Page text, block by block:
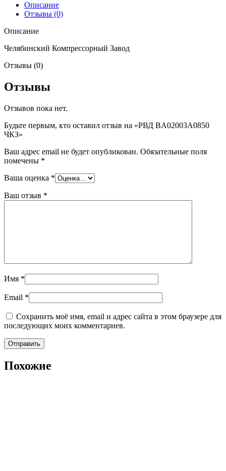
Описание
Отзывы (0)
Описание
Челябинский Компрессорный Завод
Отзывы (0)
Отзывы
Отзывов пока нет.
Будьте первым, кто оставил отзыв на «РВД BA02003A0850
ЧКЗ»
Ваш адрес email не будет опубликован. Обязательные поля
помечены *
Ваша оценка *
Ваш отзыв *
Имя *
Email *
Сохранить моё имя, email и адрес сайта в этом браузере для
последующих моих комментариев.
Похожие